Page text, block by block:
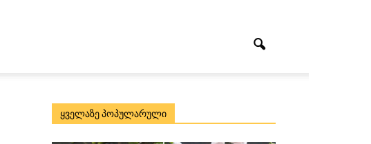
ყველაზე პოპულარული